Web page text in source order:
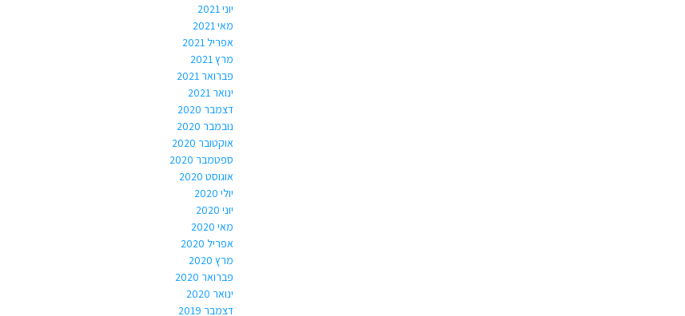
יוני 2021
מאי 2021
אפריל 2021
מרץ 2021
פברואר 2021
ינואר 2021
דצמבר 2020
נובמבר 2020
אוקטובר 2020
ספטמבר 2020
אוגוסט 2020
יולי 2020
יוני 2020
מאי 2020
אפריל 2020
מרץ 2020
פברואר 2020
ינואר 2020
דצמבר 2019